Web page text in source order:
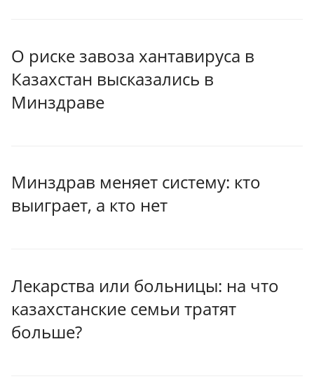
О риске завоза хантавируса в
Казахстан высказались в
Минздраве
Минздрав меняет систему: кто
выиграет, а кто нет
Лекарства или больницы: на что
казахстанские семьи тратят
больше?